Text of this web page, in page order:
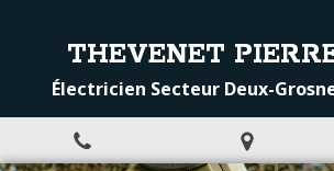
THEVENET
Électricien Secteur Deux-